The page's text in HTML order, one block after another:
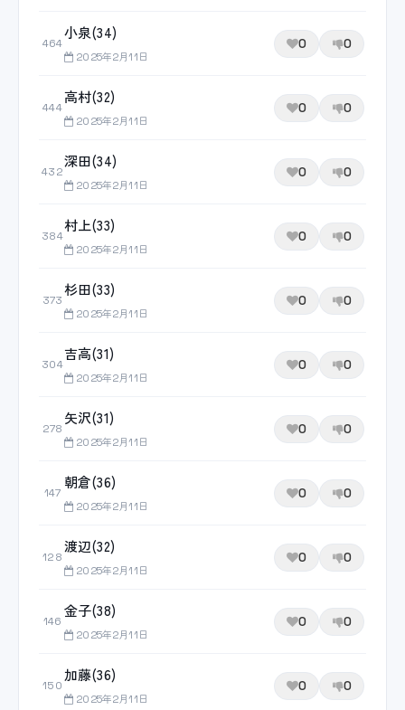
464
小泉(34)
2025年2月11日
0 0
444
高村(32)
2025年2月11日
0 0
432
深田(34)
2025年2月11日
0 0
384
村上(33)
2025年2月11日
0 0
373
杉田(33)
2025年2月11日
0 0
304
吉高(31)
2025年2月11日
0 0
278
矢沢(31)
2025年2月11日
0 0
147
朝倉(36)
2025年2月11日
0 0
128
渡辺(32)
2025年2月11日
0 0
146
金子(38)
2025年2月11日
0 0
150
加藤(36)
2025年2月11日
0 0